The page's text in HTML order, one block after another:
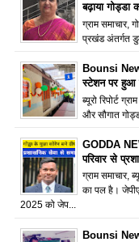
बढ़ाया गोड्डा
ग्राम समाचार,
प्रखंड अंतर्गत
Bounsi
स्टेशन पर हुआ
ब्यूरो रिपोर्ट
और सौगात
GODDA
परिवार से
ग्राम समाचार,
का पल है।
2025 को जेप...
Bounsi